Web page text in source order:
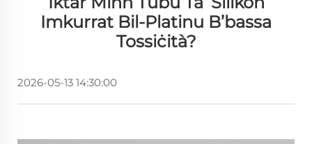
Imkurrat Bil-Platinu B’bassa
Tossiċità?
2026-05-13 14:30:00